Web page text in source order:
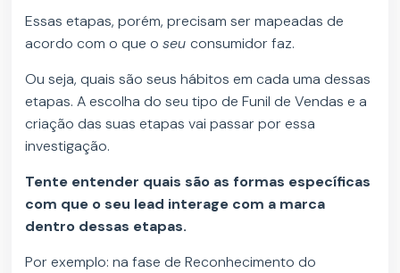
Essas etapas, porém, precisam ser mapeadas de
acordo com o que oseuconsumidor faz.
Ou seja, quais são seus hábitos em cada uma dessas
etapas. A escolha do seu tipo de Funil de Vendas e a
criação das suas etapas vai passar por essa
investigação.
Tente entender quais são as formas específicas
com que o seu lead interage com a marca
dentro dessas etapas.
Por exemplo: na fase de Reconhecimento do